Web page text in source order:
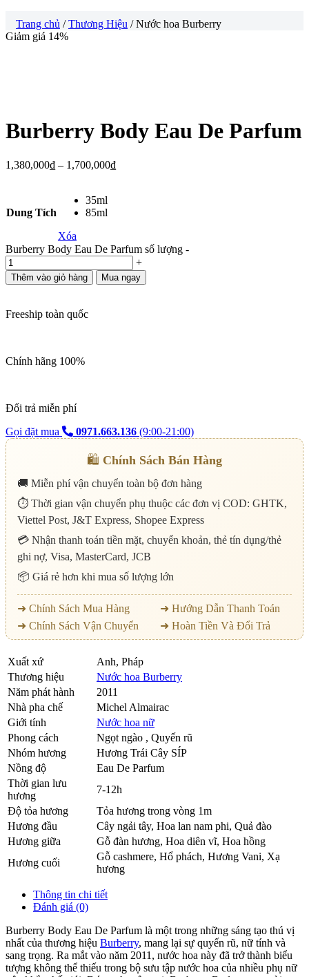
Trang chủ /Thương Hiệu / Nước hoa Burberry
Giảm giá 14%
Burberry Body Eau De Parfum
1,380,000₫ – 1,700,000₫
Dung Tích
35ml
85ml
Xóa
Burberry Body Eau De Parfum số lượng -
+
Thêm vào giỏ hàng Mua ngay
Freeship toàn quốc
Chính hãng 100%
Đổi trả miễn phí
Gọi đặt mua
0971.663.136 (9:00-21:00)
🛍️ Chính Sách Bán Hàng
🚚 Miễn phí vận chuyển toàn bộ đơn hàng
⏱️ Thời gian vận chuyển phụ thuộc các đơn vị COD: GHTK,
Viettel Post, J&T Express, Shopee Express
💳 Nhận thanh toán tiền mặt, chuyển khoản, thẻ tín dụng/thẻ
ghi nợ, Visa, MasterCard, JCB
📦 Giá rẻ hơn khi mua số lượng lớn
➜ Chính Sách Mua Hàng
➜ Hướng Dẫn Thanh Toán
➜ Chính Sách Vận Chuyển
➜ Hoàn Tiền Và Đổi Trả
Xuất xứ
Anh, Pháp
Thương hiệu
Nước hoa Burberry
Năm phát hành
2011
Nhà pha chế
Michel Almairac
Giới tính
Nước hoa nữ
Phong cách
Ngọt ngào , Quyến rũ
Nhóm hương
Hương Trái Cây SÍP
Nồng độ
Eau De Parfum
Thời gian lưu
hương
7-12h
Độ tỏa hương
Tỏa hương trong vòng 1m
Hương đầu
Cây ngải tây, Hoa lan nam phi, Quả đào
Hương giữa
Gỗ đàn hương, Hoa diên vĩ, Hoa hồng
Hương cuối
Gỗ cashmere, Hổ phách, Hương Vani, Xạ
hương
Thông tin chi tiết
Đánh giá (0)
Burberry Body Eau De Parfum là một trong những sáng tạo thú vị
nhất của thương hiệu Burberry, mang lại sự quyến rũ, nữ tính và
sang trọng. Ra mắt vào năm 2011, nước hoa này đã trở thành biểu
tượng không thể thiếu trong bộ sưu tập nước hoa của nhiều phụ nữ